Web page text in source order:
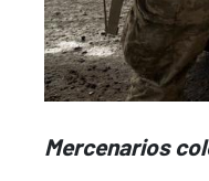
Mercenarios